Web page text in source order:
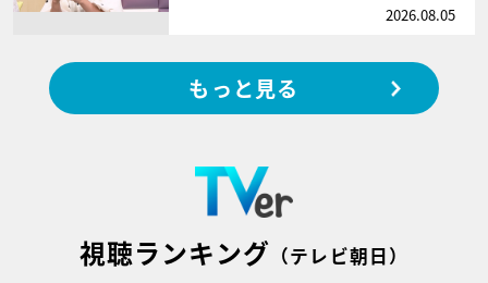
2026.08.05
もっと見る
視聴ランキング （テレビ朝日）